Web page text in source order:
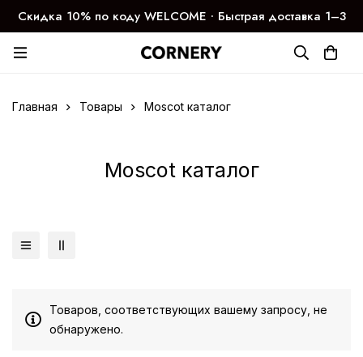
Скидка 10% по коду WELCOME ∙ Быстрая доставка 1–3
дня
Главная Товары Moscot каталог
Moscot каталог
Товаров, соответствующих вашему запросу, не
обнаружено.